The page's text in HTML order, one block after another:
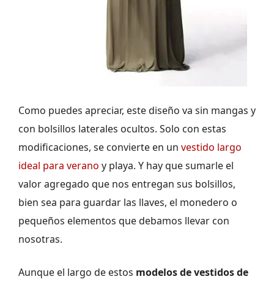
Como puedes apreciar, este diseño va sin mangas y
con bolsillos laterales ocultos. Solo con estas
modificaciones, se convierte en un vestido largo
ideal para verano y playa. Y hay que sumarle el
valor agregado que nos entregan sus bolsillos,
bien sea para guardar las llaves, el monedero o
pequeños elementos que debamos llevar con
nosotras.
Aunque el largo de estos modelos de vestidos de